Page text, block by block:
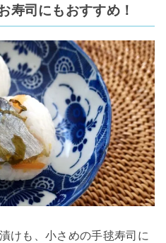
寿司にもおすすめ！
けも、小さめの手毬寿司に